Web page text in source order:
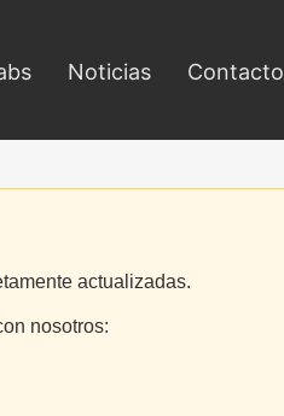
Noticias Contacto
actualizadas.
nosotros: